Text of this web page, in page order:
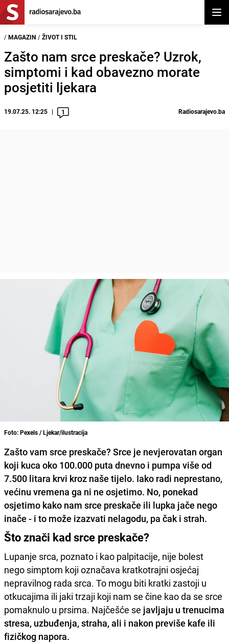
/ MAGAZIN / ŽIVOT I STIL
Zašto nam srce preskače? Uzrok,
simptomi i kad obavezno morate
posjetiti ljekara
19.07.25. 12:25 1 Radiosarajevo.ba
Foto: Pexels / Ljekar/ilustracija
Zašto vam srce preskače? Srce je nevjerovatan organ
koji kuca oko 100.000 puta dnevno i pumpa više od
7.500 litara krvi kroz naše tijelo. Iako radi neprestano,
većinu vremena ga ni ne osjetimo. No, ponekad
osjetimo kako nam srce preskače ili lupka jače nego
inače - i to može izazvati nelagodu, pa čak i strah.
Što znači kad srce preskače?
Lupanje srca, poznato i kao palpitacije, nije bolest
nego simptom koji označava kratkotrajni osjećaj
nepravilnog rada srca. To mogu biti kratki zastoji u
otkucajima ili jaki trzaji koji nam se čine kao da se srce
pomaknulo u prsima. Najčešće se javljaju u trenucima
stresa, uzbuđenja, straha, ali i nakon previše kafe ili
fizičkog napora.